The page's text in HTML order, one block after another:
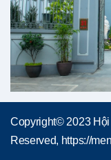
Copyright© 2023
Reserved, https://